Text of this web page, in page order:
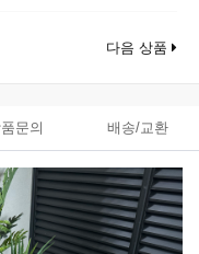
다음 상품
문의 배송/교환